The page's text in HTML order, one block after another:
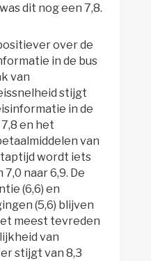
dit nog een 7,8.
over de
in de bus
van
stijgt
in de
en het
van
wordt iets
naar 6,9. De
(6,6) en
(5,6) blijven
meest tevreden
van
stijgt van 8,3